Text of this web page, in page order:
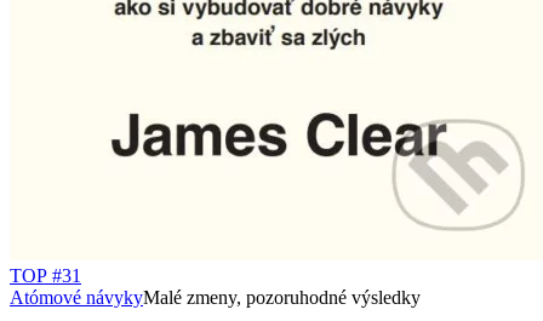
TOP #31
Atómové návykyMalé zmeny, pozoruhodné výsledky